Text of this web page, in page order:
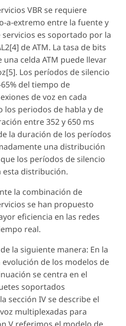
VBR se requiere
a-extremo entre la fuente y
es soportado por la
de ATM. La tasa de bits
una celda ATM puede llevar
Los períodos de silencio
del tiempo de
de voz en cada
los periodos de habla y de
entre 352 y 650 ms
la duración de los períodos
una distribución
los períodos de silencio
esta distribución.
la combinación de
se han propuesto
eficiencia en las redes
real.
la siguiente manera: En la
de los modelos de
se centra en el
soportados
sección IV se describe el
multiplexadas para